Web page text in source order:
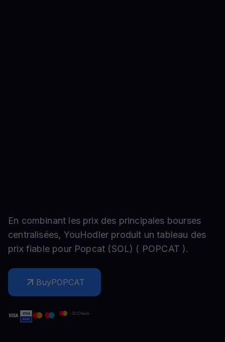
En combinant les prix des principales bourses
centralisées, YouHodler produit un tableau des
prix fiable pour Popcat (SOL) ( POPCAT ).
BuyPOPCAT